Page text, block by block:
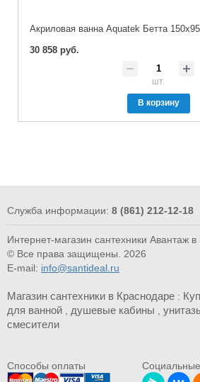
Акриловая ванна Aquatek Бетта 150х95
30 858 руб.
шт.
В корзину
Служба информации: 8 (861) 212-12-18
Интернет-магазин сантехники Авантаж
© Все права защищены. 2026
E-mail: info@santideal.ru
Магазин сантехники в Краснодаре :
для ванной
душевые кабины
смесители
Cпособы оплаты